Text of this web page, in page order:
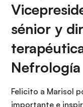
sénior y
Felicito a Marisol
importante e